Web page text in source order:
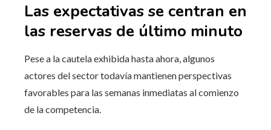
Las expectativas se centran en
las reservas de último minuto
Pese a la cautela exhibida hasta ahora, algunos
actores del sector todavía mantienen perspectivas
favorables para las semanas inmediatas al comienzo
de la competencia.